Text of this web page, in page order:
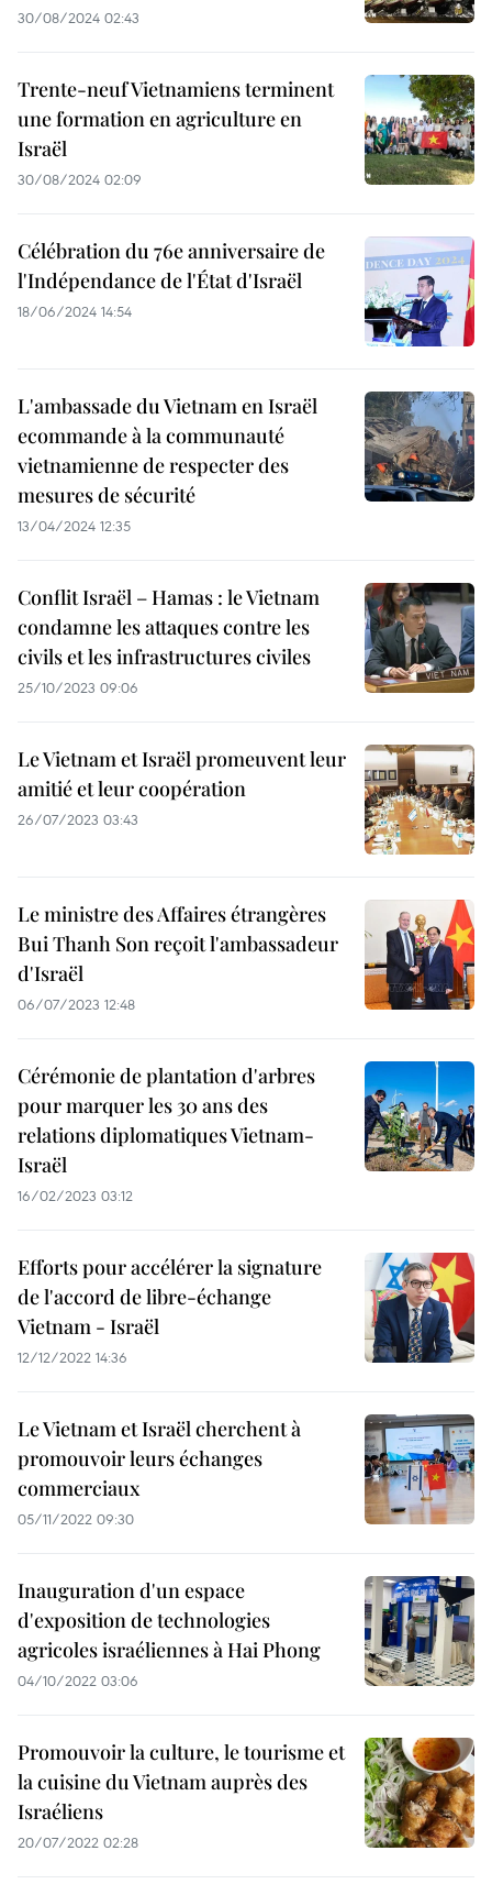
30/08/2024 02:43
Trente-neuf Vietnamiens terminent
une formation en agriculture en
Israël
30/08/2024 02:09
Célébration du 76e anniversaire de
l'Indépendance de l'État d'Israël
18/06/2024 14:54
L'ambassade du Vietnam en Israël
ecommande à la communauté
vietnamienne de respecter des
mesures de sécurité
13/04/2024 12:35
Conflit Israël – Hamas : le Vietnam
condamne les attaques contre les
civils et les infrastructures civiles
25/10/2023 09:06
Le Vietnam et Israël promeuvent leur
amitié et leur coopération
26/07/2023 03:43
Le ministre des Affaires étrangères
Bui Thanh Son reçoit l'ambassadeur
d'Israël
06/07/2023 12:48
Cérémonie de plantation d'arbres
pour marquer les 30 ans des
relations diplomatiques Vietnam-
Israël
16/02/2023 03:12
Efforts pour accélérer la signature
de l'accord de libre-échange
Vietnam - Israël
12/12/2022 14:36
Le Vietnam et Israël cherchent à
promouvoir leurs échanges
commerciaux
05/11/2022 09:30
Inauguration d'un espace
d'exposition de technologies
agricoles israéliennes à Hai Phong
04/10/2022 03:06
Promouvoir la culture, le tourisme et
la cuisine du Vietnam auprès des
Israéliens
20/07/2022 02:28